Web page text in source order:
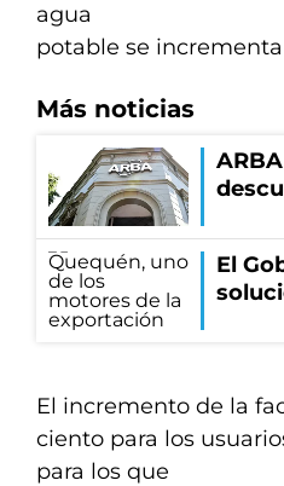
agua
potable se incrementa
Más noticias
El
El incremento de la
ciento para los
para los que